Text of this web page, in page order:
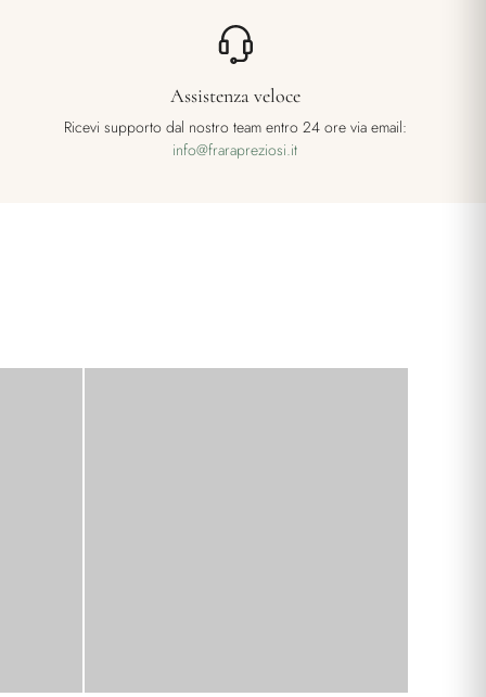
Assistenza veloce
Ricevi supporto dal nostro team entro 24 ore via email:
info@frarapreziosi.it